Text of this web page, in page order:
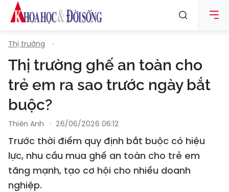
Thị trường
Thị trường ghế an toàn cho
trẻ em ra sao trước ngày bắt
buộc?
Thiên Anh 26/06/2026 06:12
Trước thời điểm quy định bắt buộc có hiệu
lực, nhu cầu mua ghế an toàn cho trẻ em
tăng mạnh, tạo cơ hội cho nhiều doanh
nghiệp.